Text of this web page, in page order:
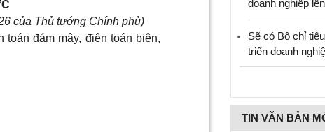
của Thủ tướng Chính phủ)
đám mây, điện toán biên,
doanh nghiệp
Sẽ có Bộ chỉ
triển doanh
TIN VĂN BẢN